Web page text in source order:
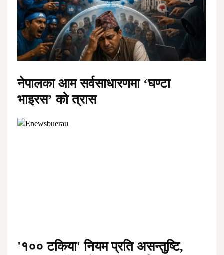
नेपालका आम सर्वसाधारणमा ‘घण्टा
भाइरस’ को त्रास
'१०० टकिया' नियम प्रति असन्तुष्टि,